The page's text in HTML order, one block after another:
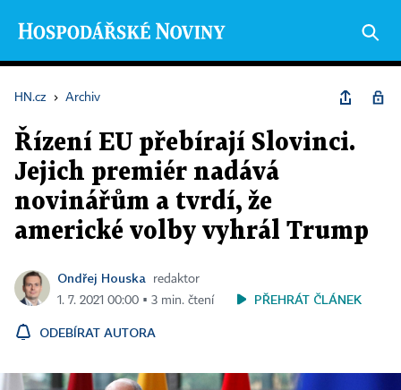
HN.cz › Archiv
Řízení EU přebírají Slovinci.
Jejich premiér nadává
novinářům a tvrdí, že
americké volby vyhrál Trump
Ondřej Houska
redaktor
1. 7. 2021 00:00 ▪ 3 min. čtení
PŘEHRÁT ČLÁNEK
ODEBÍRAT AUTORA